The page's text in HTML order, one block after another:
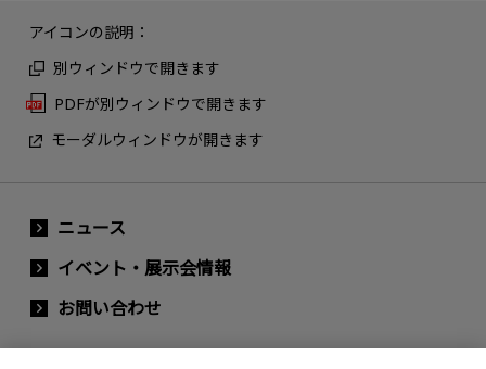
アイコンの説明：
別ウィンドウで開きます
PDFが別ウィンドウで開きます
モーダルウィンドウが開きます
ニュース
イベント・展示会情報
お問い合わせ